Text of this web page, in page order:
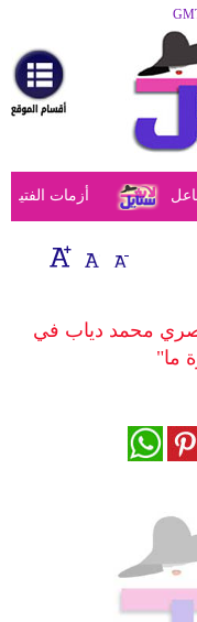
مرأة
أزياء
أزياء
إسلامية
صحة
أزمات
محمد دياب في
ما"